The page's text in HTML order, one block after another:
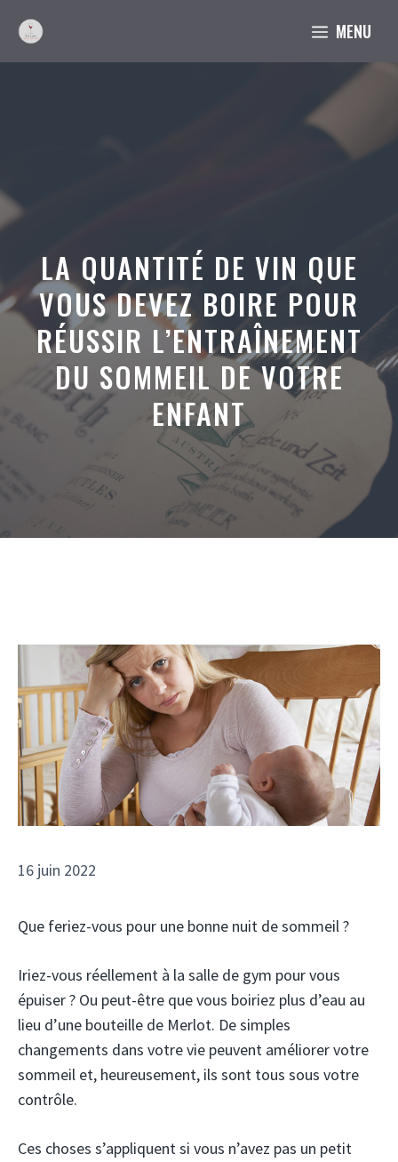
contenu
MENU
LA QUANTITÉ DE VIN QUE
VOUS DEVEZ BOIRE POUR
RÉUSSIR L’ENTRAÎNEMENT
DU SOMMEIL DE VOTRE
ENFANT
16 juin 2022
Que feriez-vous pour une bonne nuit de sommeil ?
Iriez-vous réellement à la salle de gym pour vous
épuiser ? Ou peut-être que vous boiriez plus d’eau au
lieu d’une bouteille de Merlot. De simples
changements dans votre vie peuvent améliorer votre
sommeil et, heureusement, ils sont tous sous votre
contrôle.
Ces choses s’appliquent si vous n’avez pas un petit